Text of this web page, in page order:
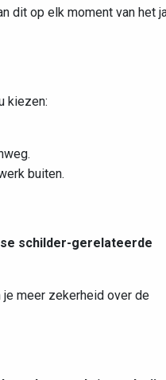
dit op elk moment van het
kiezen:
buiten.
schilder-gerelateerde
je meer zekerheid over de